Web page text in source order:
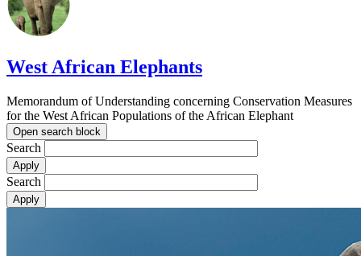
West African Elephants
Memorandum of Understanding concerning Conservation Measures
for the West African Populations of the African Elephant
Open search block
Search
Search